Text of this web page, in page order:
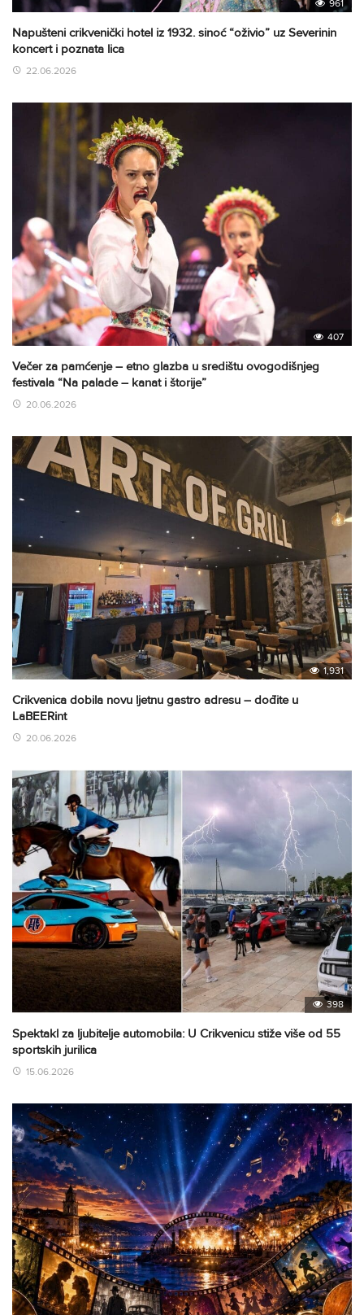
961
Napušteni crikvenički hotel iz 1932. sinoć “oživio” uz Severinin
koncert i poznata lica
22.06.2026
407
Večer za pamćenje – etno glazba u središtu ovogodišnjeg
festivala “Na palade – kanat i štorije”
20.06.2026
1,931
Crikvenica dobila novu ljetnu gastro adresu – dođite u
LaBEERint
20.06.2026
398
Spektakl za ljubitelje automobila: U Crikvenicu stiže više od 55
sportskih jurilica
15.06.2026